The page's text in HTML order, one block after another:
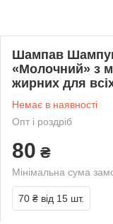
Шампав
«Молочний» з
жирних для
Немає в наявності
Опт і роздріб
80 ₴
Мінімальна сума
70 ₴ від 15 шт.